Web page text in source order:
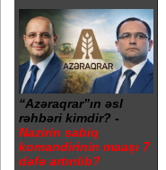
“Azəraqrar”ın əsl
rəhbəri kimdir? -
Nazirin sabiq
komandirinin maaşı 7
dəfə artırılıb?